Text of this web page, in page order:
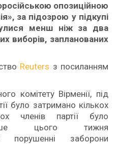
опозиційною
за підозрою у підкупі
менш ніж за два
виборів, запланованих
Reuters з посиланням
комітету Вірменії, під
було затримано кількох
членів партії було
цього тижня
заборони